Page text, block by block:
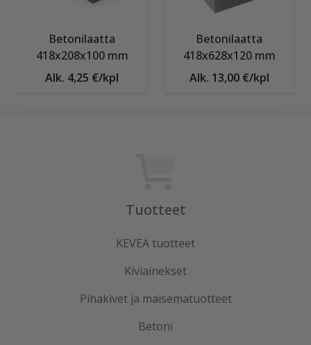
Betonilaatta
418x208x100 mm
Alk. 4,25 €/kpl
Betonilaatta
418x628x120 mm
Alk. 13,00 €/kpl
Tuotteet
KEVEÄ tuotteet
Kiviainekset
Pihakivet ja maisematuotteet
Betoni